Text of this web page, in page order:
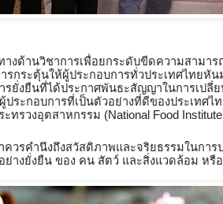
งด้านวิชาการเพื่อยกระดับขีดความสามา
รกระตุ้นให้ผู้ประกอบการทั่วประเทศไทยหั
รยั่งยืนที่ได้ประกาศพันธะสัญญาในการเปลี่
ผู้ประกอบการที่เป็นตัวอย่างที่ดีของประเท
รวงอุตสาหกรรม (National Food
วรคำนึงถึงสวัสดิภาพและจริยธรรมในกา
างยั่งยืน ของ คน สัตว์ และสิ่งแวดล้อม หรือ